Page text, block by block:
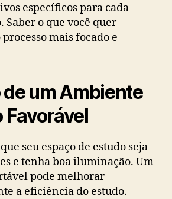
específicos para cada
Saber o que você quer
mais focado e
de um Ambiente
Favorável
seu espaço de estudo seja
e tenha boa iluminação. Um
pode melhorar
a eficiência do estudo.